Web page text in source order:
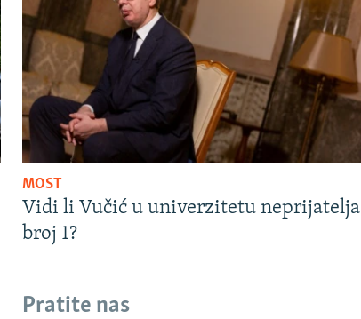
MOST
Vidi li Vučić u univerzitetu neprijatelja
broj 1?
Pratite nas